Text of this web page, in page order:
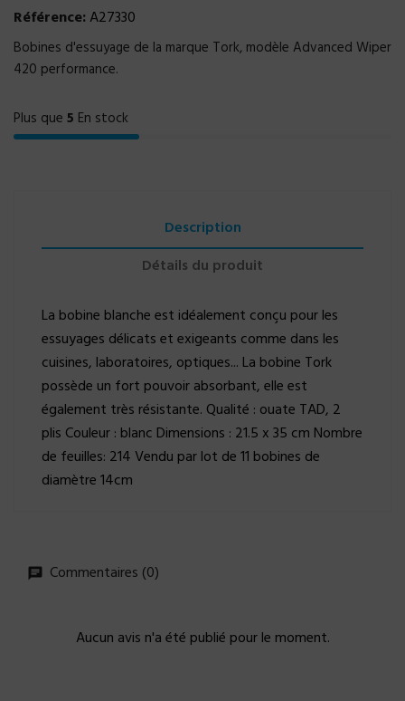
Référence:A27330
Bobines d'essuyage de la marque Tork, modèle Advanced Wiper
420 performance.
Plus que 5 En stock
Description
Détails du produit
La bobine blanche est idéalement conçu pour les
essuyages délicats et exigeants comme dans les
cuisines, laboratoires, optiques... La bobine Tork
possède un fort pouvoir absorbant, elle est
également très résistante. Qualité : ouate TAD, 2
plis Couleur : blanc Dimensions : 21.5 x 35 cm Nombre
de feuilles: 214 Vendu par lot de 11 bobines de
diamètre 14cm
Commentaires (0)
Aucun avis n'a été publié pour le moment.